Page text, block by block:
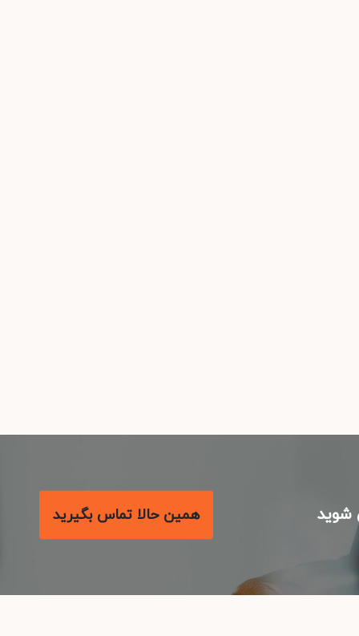
همین حالا تماس بگیرید